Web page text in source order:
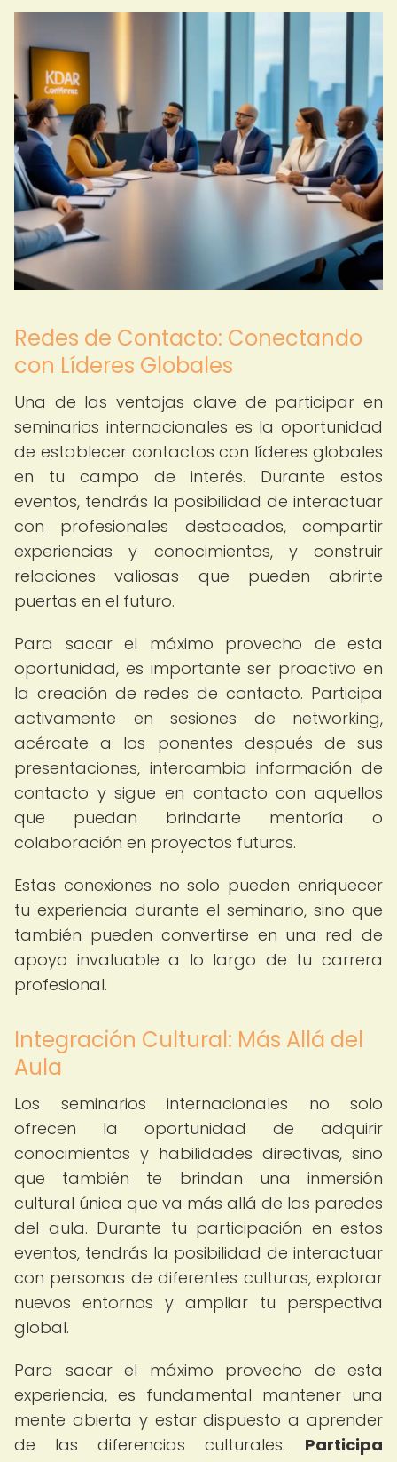
Redes de Contacto: Conectando
con Líderes Globales
Una de las ventajas clave de participar en
seminarios internacionales es la oportunidad
de establecer contactos con líderes globales
en tu campo de interés. Durante estos
eventos, tendrás la posibilidad de interactuar
con profesionales destacados, compartir
experiencias y conocimientos, y construir
relaciones valiosas que pueden abrirte
puertas en el futuro.
Para sacar el máximo provecho de esta
oportunidad, es importante ser proactivo en
la creación de redes de contacto. Participa
activamente en sesiones de networking,
acércate a los ponentes después de sus
presentaciones, intercambia información de
contacto y sigue en contacto con aquellos
que puedan brindarte mentoría o
colaboración en proyectos futuros.
Estas conexiones no solo pueden enriquecer
tu experiencia durante el seminario, sino que
también pueden convertirse en una red de
apoyo invaluable a lo largo de tu carrera
profesional.
Integración Cultural: Más Allá del
Aula
Los seminarios internacionales no solo
ofrecen la oportunidad de adquirir
conocimientos y habilidades directivas, sino
que también te brindan una inmersión
cultural única que va más allá de las paredes
del aula. Durante tu participación en estos
eventos, tendrás la posibilidad de interactuar
con personas de diferentes culturas, explorar
nuevos entornos y ampliar tu perspectiva
global.
Para sacar el máximo provecho de esta
experiencia, es fundamental mantener una
mente abierta y estar dispuesto a aprender
de las diferencias culturales. Participa